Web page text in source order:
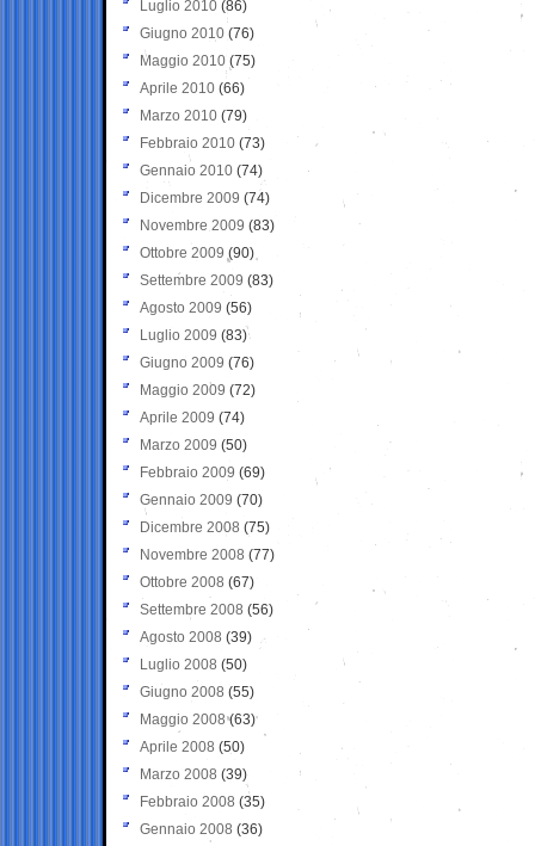
Luglio 2010 (86)
Giugno 2010 (76)
Maggio 2010 (75)
Aprile 2010 (66)
Marzo 2010 (79)
Febbraio 2010 (73)
Gennaio 2010 (74)
Dicembre 2009 (74)
Novembre 2009 (83)
Ottobre 2009 (90)
Settembre 2009 (83)
Agosto 2009 (56)
Luglio 2009 (83)
Giugno 2009 (76)
Maggio 2009 (72)
Aprile 2009 (74)
Marzo 2009 (50)
Febbraio 2009 (69)
Gennaio 2009 (70)
Dicembre 2008 (75)
Novembre 2008 (77)
Ottobre 2008 (67)
Settembre 2008 (56)
Agosto 2008 (39)
Luglio 2008 (50)
Giugno 2008 (55)
Maggio 2008(63)
Aprile 2008 (50)
Marzo 2008 (39)
Febbraio 2008 (35)
Gennaio 2008 (36)